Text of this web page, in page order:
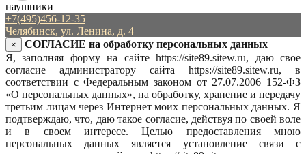
наушники
+7(495)456-12-35
Челябинск, ул. Ленина, д. 4
×
СОГЛАСИЕ на обработку персональных данных
Я, заполняя форму на сайте https://site89.sitew.ru, даю свое
согласие администратору сайта https://site89.sitew.ru, в
соответствии с Федеральным законом от 27.07.2006 152-ФЗ
«О персональных данных», на обработку, хранение и передачу
третьим лицам через Интернет моих персональных данных. Я
подтверждаю, что, даю такое согласие, действуя по своей воле
и в своем интересе. Целью предоставления мною
персональных данных является установление связи с